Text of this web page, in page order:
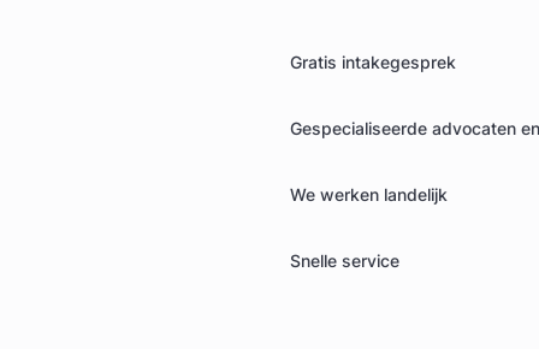
Gratis intakegesprek
Gespecialiseerde advocaten
We werken landelijk
Snelle service